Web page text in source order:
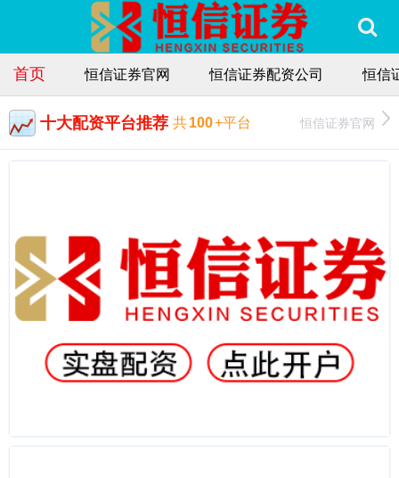
首页 恒信证券官网 恒信证券配资公司 恒信
十大配资平台推荐 共100+平台 恒信证券官网